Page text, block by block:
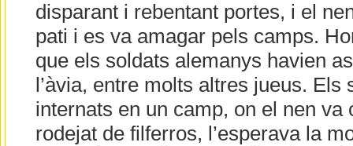
disparant i rebentant portes, i el
pati i es va amagar pels camps.
que els soldats alemanys havien
l’àvia, entre molts altres jueus.
internats en un camp, on el nen va
rodejat de filferros, l’esperava la